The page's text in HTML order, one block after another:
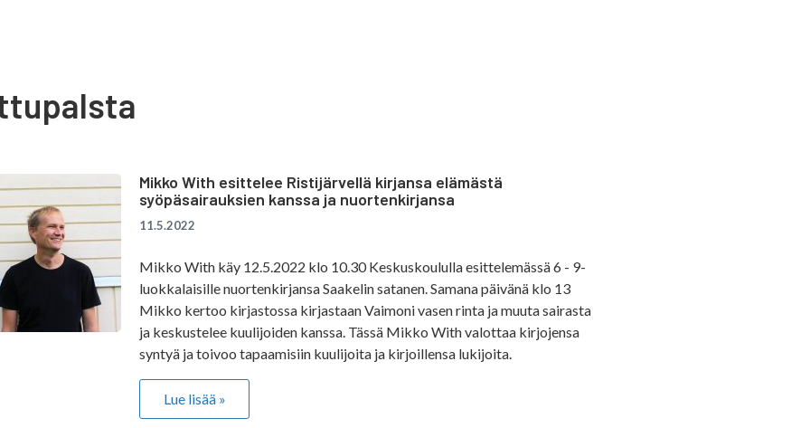
Mikko With esittelee Ristijärvellä kirjansa elämästä
syöpäsairauksien kanssa ja nuortenkirjansa
11.5.2022
Mikko With käy 12.5.2022 klo 10.30 Keskuskoululla esittelemässä 6 - 9-
luokkalaisille nuortenkirjansa Saakelin satanen. Samana päivänä klo 13
Mikko kertoo kirjastossa kirjastaan Vaimoni vasen rinta ja muuta sairasta
ja keskustelee kuulijoiden kanssa. Tässä Mikko With valottaa kirjojensa
syntyä ja toivoo tapaamisiin kuulijoita ja kirjoillensa lukijoita.
Lue lisää »